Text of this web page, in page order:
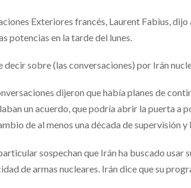
Exteriores francés, Laurent Fabius,
potencias en la tarde del lunes.
decir sobre (las conversaciones) por Irán
dijeron que había planes de
un acuerdo, que podría abrir la puerta a
de al menos una década de supervisión
sospechan que Irán ha buscado usar
de armas nucleares. Irán dice que su